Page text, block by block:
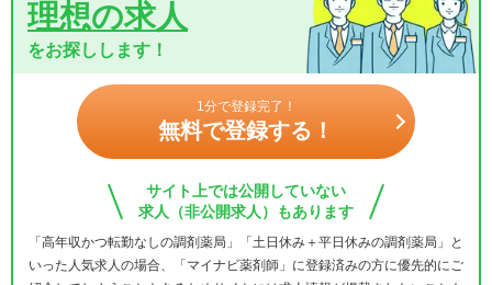
理想の求人
をお探しします！
1分で登録完了！
無料で登録する！
サイト上では公開していない
求人（非公開求人）もあります
「高年収かつ転勤なしの調剤薬局」「土日休み＋平日休みの調剤薬局」と
いった人気求人の場合、「マイナビ薬剤師」に登録済みの方に優先的にご